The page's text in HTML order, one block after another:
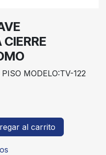
MODELO:TV-122
al carrito